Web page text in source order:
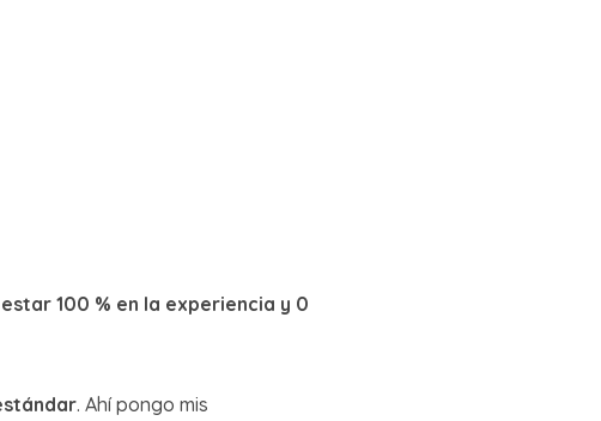
100 % en la experiencia y 0
. Ahí pongo mis